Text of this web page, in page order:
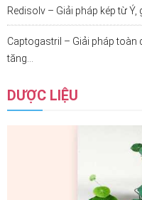
Redisolv – Giải pháp kép từ
Captogastril – Giải pháp toàn
tăng...
DƯỢC LIỆU